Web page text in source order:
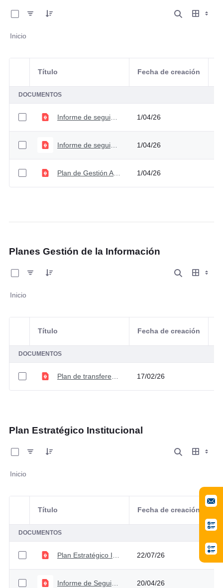
Inicio
Selección del elemento
Título Fecha de creación
DOCUMENTOS
Informe de seguimiento al Plan de Gestión Ambiental Segundo semestre 1/04/26
Informe de seguimiento al Plan de Gestión Ambiental Primer semestre 1/04/26
Plan de Gestión Ambiental V1 1/04/26
Planes Gestión de la Información
Inicio
Selección del elemento
Título Fecha de creación
DOCUMENTOS
17/02/26
Plan Estratégico Institucional
Inicio
Selección del elemento
Título Fecha de creación
DOCUMENTOS
22/07/26
Informe de Seguimiento Plan Estratégico Institucional 20/04/26